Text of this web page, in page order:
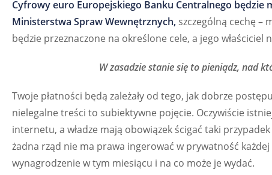
Cyfrowy euro Europejskiego Banku Centralnego
Ministerstwa Spraw Wewnętrznych, szczególną cechę –
będzie przeznaczone na określone cele, a jego
W zasadzie stanie się to pieniądz, nad
Twoje płatności będą zależały od tego, jak dobrze
nielegalne treści to subiektywne pojęcie. Oczywiście
internetu, a władze mają obowiązek ścigać taki
żadna rząd nie ma prawa ingerować w prywatność
wynagrodzenie w tym miesiącu i na co może je wydać.